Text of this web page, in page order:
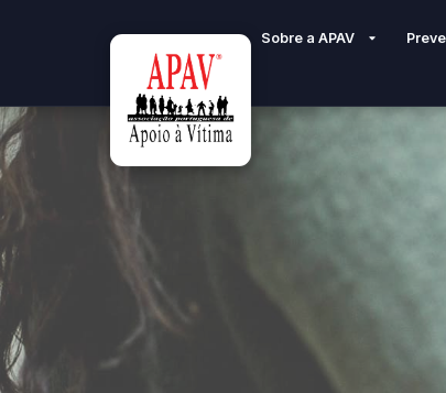
Sobre a APAV